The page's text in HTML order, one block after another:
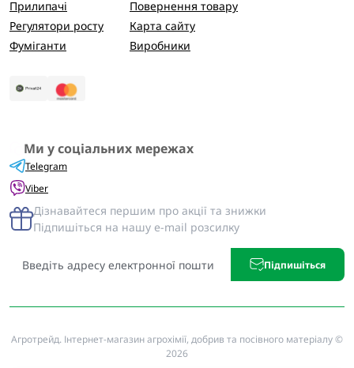
Прилипачі
Регулятори росту
Фуміганти
Повернення товару
Карта сайту
Виробники
Ми у соціальних мережах
Telegram
Viber
Дізнавайтеся першим про акції та знижки
Підпишіться на нашу e-mail розсилку
Підпишіться
Агротрейд. Інтернет-магазин агрохімії, добрив та посівного матеріалу ©
2026